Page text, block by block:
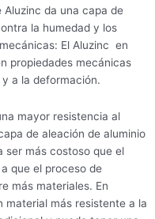
da una capa de
la humedad y los
El Aluzinc en
propiedades mecánicas
a la deformación.
mayor resistencia al
de aleación de aluminio
ser más costoso que el
que el proceso de
más materiales. En
material más resistente a la